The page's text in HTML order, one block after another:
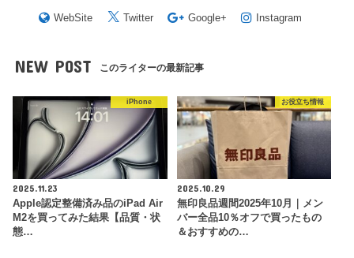
WebSite Twitter Google+ Instagram
NEW POST このライターの最新記事
iPhone
2025.11.23
Apple認定整備済み品のiPad Air
M2を買ってみた結果【品質・状
態…
お役立ち情報
2025.10.29
無印良品週間2025年10月｜メン
バー全品10％オフで買ったもの
＆おすすめの…